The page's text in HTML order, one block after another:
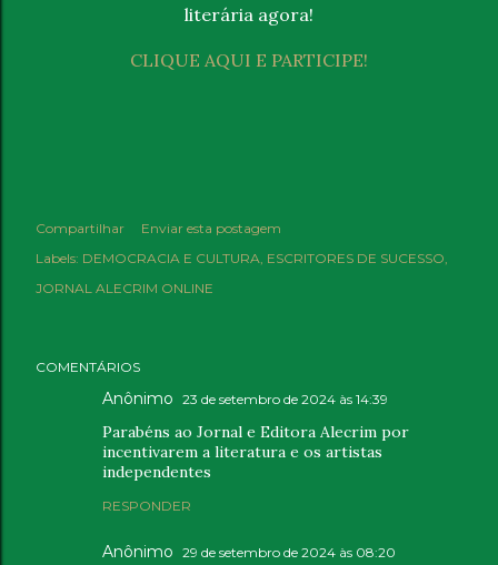
literária agora!
CLIQUE AQUI E PARTICIPE!
Compartilhar
Enviar esta postagem
Labels: DEMOCRACIA E CULTURA ESCRITORES DE SUCESSO
JORNAL ALECRIM ONLINE
COMENTÁRIOS
Anônimo 23 de setembro de 2024 às 14:39
Parabéns ao Jornal e Editora Alecrim por
incentivarem a literatura e os artistas
independentes
RESPONDER
Anônimo 29 de setembro de 2024 às 08:20